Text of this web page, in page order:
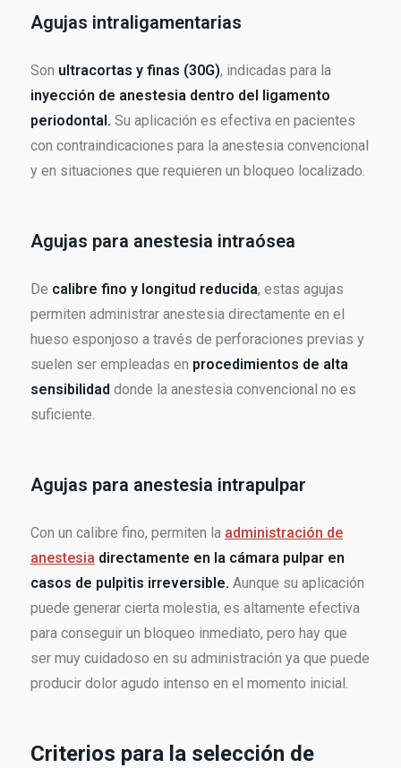
Agujas intraligamentarias
Son ultracortas y finas (30G), indicadas para la
inyección de anestesia dentro del ligamento
periodontal. Su aplicación es efectiva en pacientes
con contraindicaciones para la anestesia convencional
y en situaciones que requieren un bloqueo localizado.
Agujas para anestesia intraósea
De calibre fino y longitud reducida, estas agujas
permiten administrar anestesia directamente en el
hueso esponjoso a través de perforaciones previas y
suelen ser empleadas en procedimientos de alta
sensibilidad donde la anestesia convencional no es
suficiente.
Agujas para anestesia intrapulpar
Con un calibre fino, permiten la administración de
anestesia directamente en la cámara pulpar en
casos de pulpitis irreversible. Aunque su aplicación
puede generar cierta molestia, es altamente efectiva
para conseguir un bloqueo inmediato, pero hay que
ser muy cuidadoso en su administración ya que puede
producir dolor agudo intenso en el momento inicial.
Criterios para la selección de